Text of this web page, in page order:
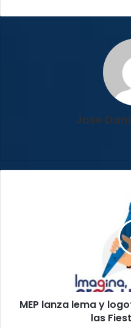
Jose
Fiestas
MEP lanza lema y
las